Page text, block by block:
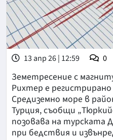
13 апр 26 | 12:59 0
Земетресение с
Рихтер е
Средиземно море в
Турция, съобщи
позовава на турската
при бедствия и